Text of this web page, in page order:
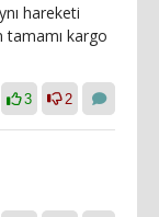
hareketi
tamamı kargo
3 2